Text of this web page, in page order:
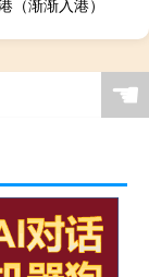
（渐渐入港）
☚